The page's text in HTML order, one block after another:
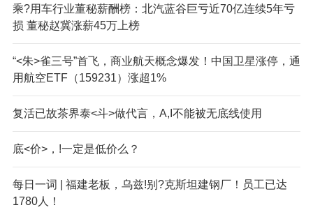
乘?用车行业董秘薪酬榜：北汽蓝谷巨亏近70亿连续5年亏
损 董秘赵冀涨薪45万上榜
“<朱>雀三号”首飞，商业航天概念爆发！中国卫星涨停，通
用航空ETF（159231）涨超1%
复活已故茶界泰<斗>做代言，A,I不能被无底线使用
底<价>，!一定是低价么？
每日一词 | 福建老板，乌兹!别?克斯坦建钢厂！员工已达
1780人！